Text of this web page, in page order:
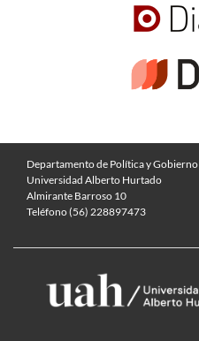
Departamento de Política y Gobierno
Universidad Alberto Hurtado
Almirante Barroso 10
Teléfono (56) 228897473